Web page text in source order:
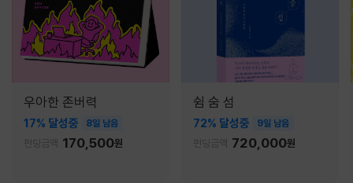
우아한 존버력
17% 달성중 8일 남음
펀딩금액 170,500원
쉼 숨 섬
72% 달성중 9일 남음
펀딩금액 720,000원